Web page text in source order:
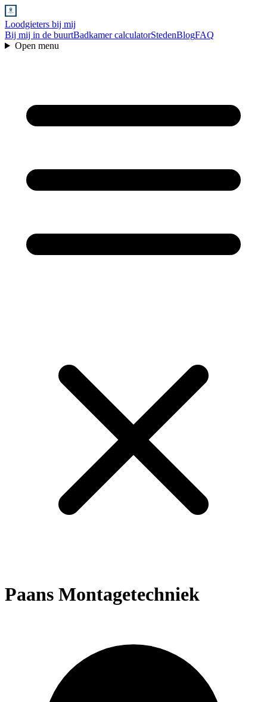
Loodgieters bij mij
Bij mij in de buurtBadkamer calculatorStedenBlogFAQ
Open menu
Paans Montagetechniek